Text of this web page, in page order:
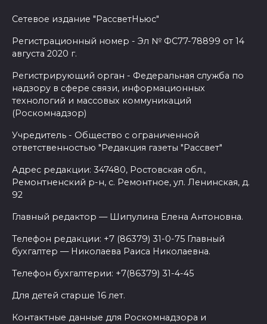
Сетевое издание "РассветНьюс"
Регистрационный номер - Эл № ФС77-78899 от 14
августа 2020 г.
Регистрирующий орган - Федеральная служба по
надзору в сфере связи, информационных
технологий и массовых коммуникаций
(Роскомнадзор)
Учредитель - Общество с ограниченной
ответственностью "Редакция газеты "Рассвет"
Адрес редакции: 347480, Ростовская обл.,
Ремонтненский р-н, с. Ремонтное, ул. Ленинская, д.
92
Главный редактор — Шипулина Елена Антоновна.
Телефон редакции: +7 (86379) 31-0-75 Главный
бухгалтер — Николаева Раиса Николаевна.
Телефон бухгалтерии: +7(86379) 31-4-45
Для детей старше 16 лет.
Контактные данные для Роскомнадзора и